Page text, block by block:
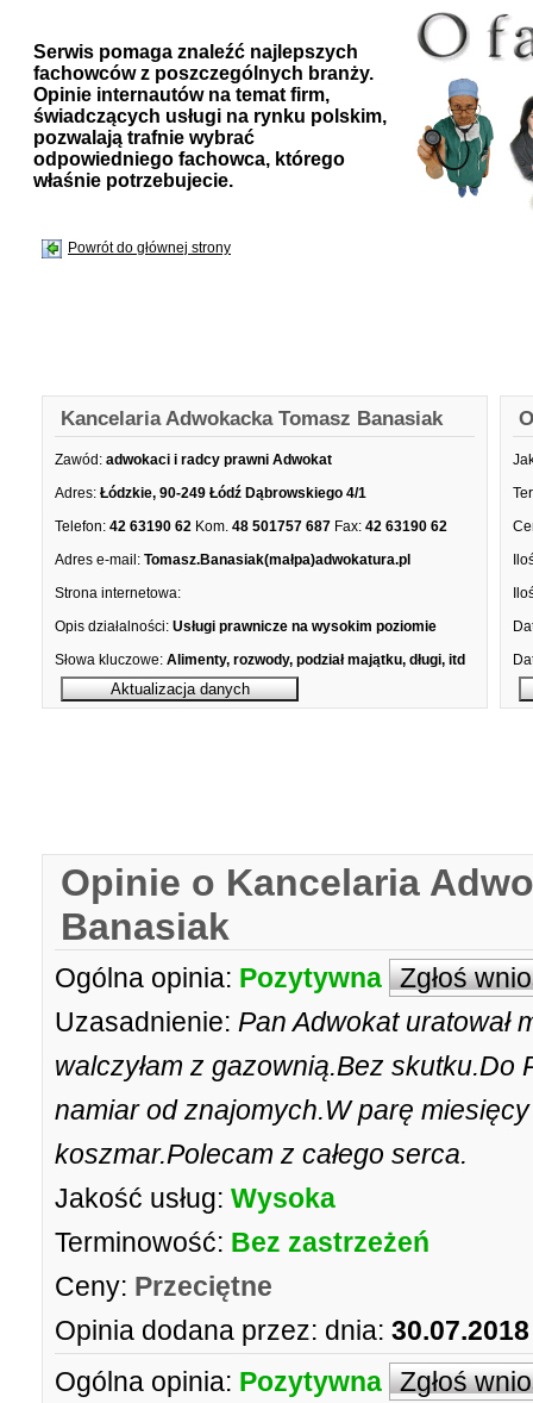
Serwis pomaga znaleźć najlepszych
fachowców z poszczególnych branży.
Opinie internautów na temat firm,
świadczących usługi na rynku polskim,
pozwalają trafnie wybrać
odpowiedniego fachowca, którego
właśnie potrzebujecie.
Powrót do głównej strony
Kancelaria Adwokacka Tomasz Banasiak
Zawód: adwokaci i radcy prawni Adwokat
Adres: Łódzkie, 90-249 Łódź Dąbrowskiego 4/1
Telefon: 42 63190 62 Kom. 48 501757 687 Fax: 42 63190 62
Adres e-mail: Tomasz.Banasiak(małpa)adwokatura.pl
Strona internetowa:
Opis działalności: Usługi prawnicze na wysokim poziomie
Słowa kluczowe: Alimenty, rozwody, podział majątku, długi, itd
Opinie o Kancelaria
Banasiak
Ogólna opinia: Pozytywna Zgłoś
Uzasadnienie: Pan Adwokat uratował
walczyłam z gazownią.Bez skutku.Do
namiar od znajomych.W parę
koszmar.Polecam z całego serca.
Jakość usług: Wysoka
Terminowość: Bez zastrzeżeń
Ceny: Przeciętne
Opinia dodana przez: dnia:
Ogólna opinia: Pozytywna Zgłoś